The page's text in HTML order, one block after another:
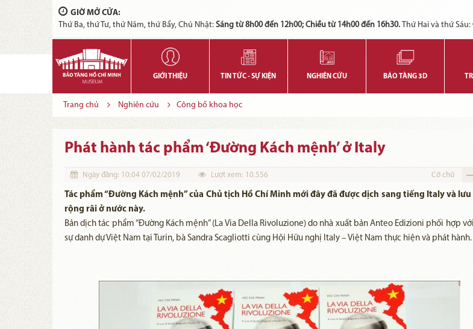
GIỜ MỞ CỬA:
Thứ Ba, thứ Tư, thứ Năm, thứ Bẩy, Chủ Nhật: Sáng từ 8h00 đến 12h00; Chiều từ 14h00 đến 16h30. Thứ Hai và thứ Sáu:
GIỚI THIỆU TIN TỨC - SỰ KIỆN NGHIÊN CỨU BẢO TÀNG 3D
Trang chủ Nghiên cứu Công bố khoa học
Phát hành tác phẩm ‘Đường Kách mệnh’ ở Italy
Ngày đăng: 10:04 07/02/2019 Lượt xem: 10.556 Cỡ chữ
Tác phẩm “Đường Kách mệnh” của Chủ tịch Hồ Chí Minh mới đây đã được dịch sang tiếng Italy và lưu
rộng rãi ở nước này.
Bản dịch tác phẩm “Đường Kách mệnh” (La Via Della Rivoluzione) do nhà xuất bản Anteo Edizioni phối hợp
sự danh dự Việt Nam tại Turin, bà Sandra Scagliotti cùng Hội Hữu nghị Italy – Việt Nam thực hiện và phát hành.